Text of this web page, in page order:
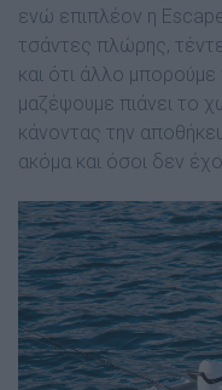
ενώ επιπλέον η
τσάντες πλώρης,
και ότι άλλο
µαζέψουµε πιάνει το
κάνοντας την
ακόµα και όσοι δεν